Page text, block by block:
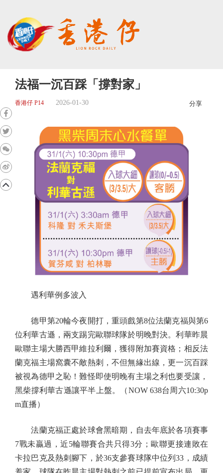
法福一沉百踩「撐對家」
香港仔 P14 2026-01-30 分享
遇利華例多波入
德甲第20輪今夜開打，重頭戲第8位法蘭克福與第6
位利華古遜，兩支踢完歐聯球隊於明晚對決。利華昨晨
歐聯主場大勝西甲維拉利爾，獲得附加賽資格；相反法
蘭克福主場窩囊不敵熱刺，不但無緣出線，更一沉百踩
被視為德甲之恥！難怪即使明晚有主場之利也要受讓，
黑柴撐利華古遜讓平半上盤。（NOW 638台周六10:30p
m直播）
法蘭克福正處於球會黑暗期，自去年底於各項賽事
7戰未贏過，近5輪聯賽合共只得3分；歐聯更接連敗在
卡拉巴克及熱刺腳下，於36支參賽球隊中位列33，成績